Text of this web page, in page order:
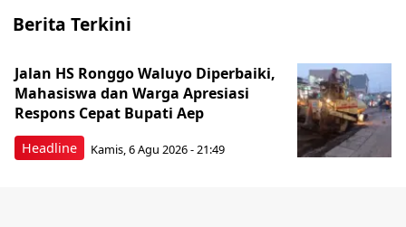
Berita Terkini
Headline
Jalan HS Ronggo Waluyo Diperbaiki,
Mahasiswa dan Warga Apresiasi
Respons Cepat Bupati Aep
Kamis, 6 Agu 2026 - 21:49